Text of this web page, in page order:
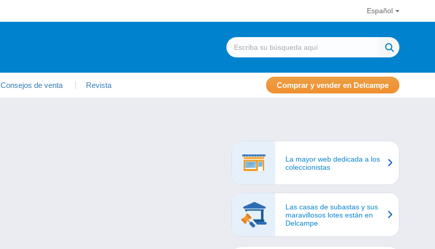
Español
Consejos de venta Revista Comprar y vender en Delcampe
La mayor web dedicada a los
coleccionistas
Las casas de subastas y sus
maravillosos lotes están en
Delcampe